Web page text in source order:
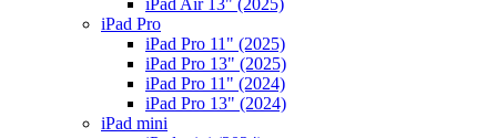
iPad Air 13" (2025)
iPad Pro
iPad Pro 11" (2025)
iPad Pro 13" (2025)
iPad Pro 11" (2024)
iPad Pro 13" (2024)
iPad mini